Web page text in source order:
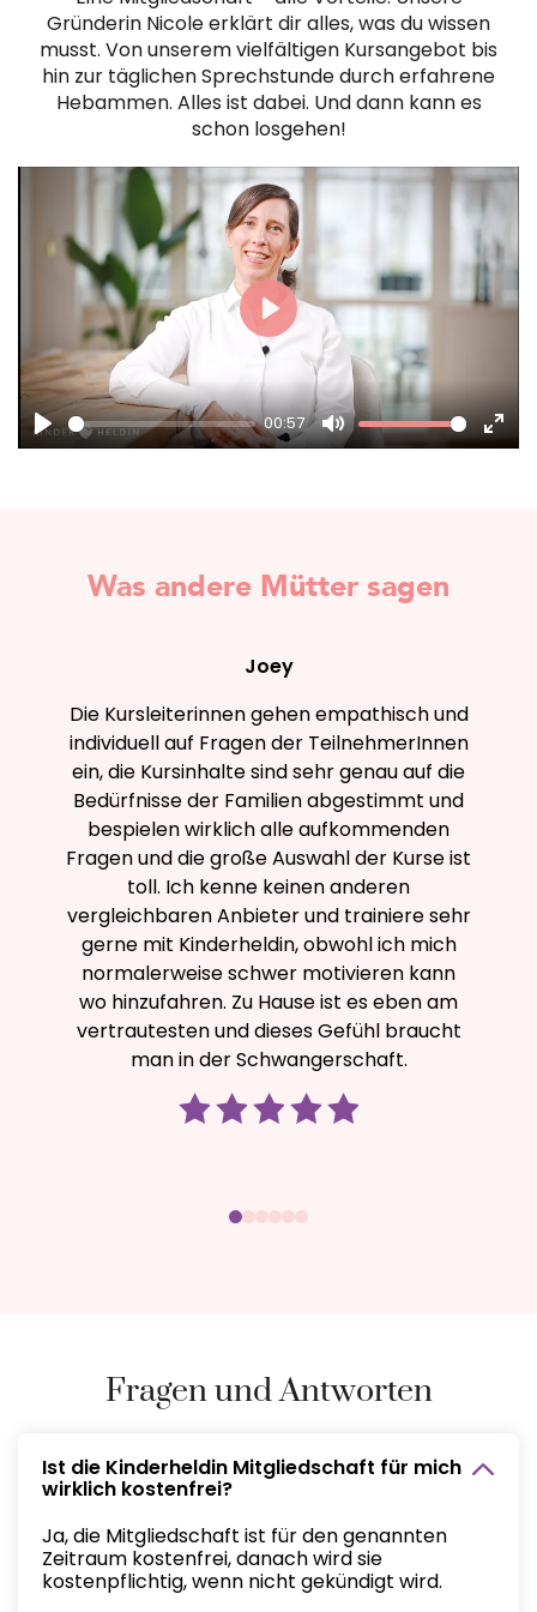
Gründerin Nicole erklärt dir alles, was du wissen
musst. Von unserem vielfältigen Kursangebot bis
hin zur täglichen Sprechstunde durch erfahrene
Hebammen. Alles ist dabei. Und dann kann es
schon losgehen!
Play
00:57
Mute
Play
Was andere Mütter sagen
Joey
Die Kursleiterinnen gehen empathisch und
individuell auf Fragen der TeilnehmerInnen
ein, die Kursinhalte sind sehr genau auf die
Bedürfnisse der Familien abgestimmt und
bespielen wirklich alle aufkommenden
Fragen und die große Auswahl der Kurse ist
toll. Ich kenne keinen anderen
vergleichbaren Anbieter und trainiere sehr
gerne mit Kinderheldin, obwohl ich mich
normalerweise schwer motivieren kann
wo hinzufahren. Zu Hause ist es eben am
vertrautesten und dieses Gefühl braucht
man in der Schwangerschaft.
Fragen und Antworten
Ist die Kinderheldin Mitgliedschaft für mich
wirklich kostenfrei?
Ja, die Mitgliedschaft ist für den genannten
Zeitraum kostenfrei, danach wird sie
kostenpflichtig, wenn nicht gekündigt wird.